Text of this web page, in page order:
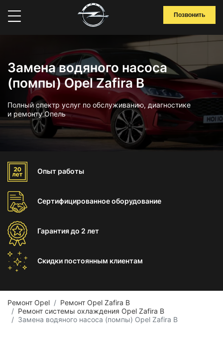
Позвонить
Замена водяного насоса
(помпы) Opel Zafira B
Полный спектр услуг по обслуживанию, диагностике
и ремонту Опель
Опыт работы
Сертифицированноеоборудование
Гарантиядо 2 лет
Скидки постоянным клиентам
Ремонт Opel
Ремонт Opel Zafira B
Ремонт системы охлаждения Opel Zafira B
Замена водяного насоса (помпы) Opel Zafira B